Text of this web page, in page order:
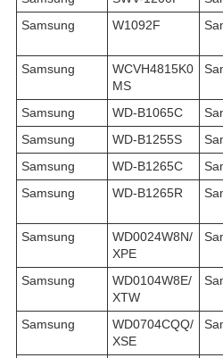
Samsung
W1092F
Samsung
WCVH4815K0
MS
Samsung WD-B1065C
Samsung
WD-B1255S
Samsung
WD-B1265C
Samsung
WD-B1265R
Samsung
WD0024W8N/
XPE
Samsung
WD0104W8E/
XTW
Samsung
WD0704CQQ/
XSE